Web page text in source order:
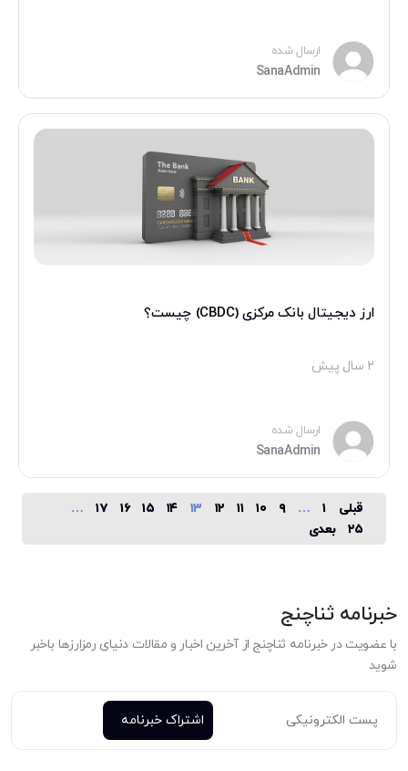
ارسال شده
SanaAdmin
ارز دیجیتال بانک مرکزی (CBDC) چیست؟
۲ سال پیش
ارسال شده
SanaAdmin
صفحه‌بندی
قبلی ۱ … ۹ ۱۰ ۱۱ ۱۲ ۱۳ ۱۴ ۱۵ ۱۶ ۱۷
…
۲۵
بعدی
خبرنامه ثناچنج
با عضویت در خبرنامه ثناچنج از آخرین اخبار و مقالات دنیای رمزارزها باخبر
شوید